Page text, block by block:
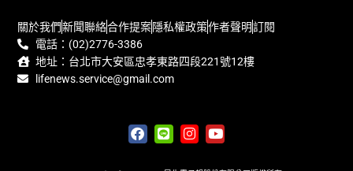
關於我們新聞聯絡合作提案隱私權政策作者聲明訂閱
電話：(02)2776-3386
地址：台北市大安區忠孝東路四段221號12樓
lifenews.service@gmail.com